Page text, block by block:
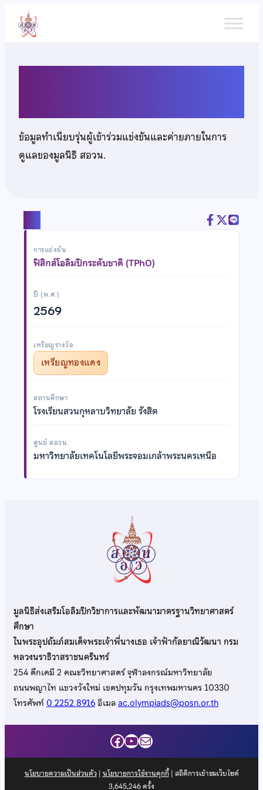
เนื้อหา
ข้อมูลทำเนียบรุ่นผู้เข้าร่วมแข่งขันและค่ายภายในการ
ดูแลของมูลนิธิ สอวน.
การแข่งขัน
ฟิสิกส์โอลิมปิกระดับชาติ (TPhO)
ปี (พ.ศ.)
2569
เหรียญรางวัล
เหรียญทองแดง
สถานศึกษา
โรงเรียนสวนกุหลาบวิทยาลัย รังสิต
ศูนย์ สอวน.
มหาวิทยาลัยเทคโนโลยีพระจอมเกล้าพระนครเหนือ
มูลนิธิส่งเสริมโอลิมปิกวิชาการและพัฒนามาตรฐานวิทยาศาสตร์
ศึกษา
ในพระอุปถัมภ์สมเด็จพระเจ้าพี่นางเธอ เจ้าฟ้ากัลยาณิวัฒนา กรม
หลวงนราธิวาสราชนครินทร์
254 ตึกเคมี 2 คณะวิทยาศาสตร์ จุฬาลงกรณ์มหาวิทยาลัย
ถนนพญาไท แขวงวังใหม่ เขตปทุมวัน กรุงเทพมหานคร 10330
โทรศัพท์0 2252 8916อีเมลac.olympiads@posn.or.th
Facebook
YouTube
Mail
นโยบายความเป็นส่วนตัว| นโยบายการใช้งานคุกกี้| สถิติการเข้าชมเว็บไซต์
3,645,246ครั้ง